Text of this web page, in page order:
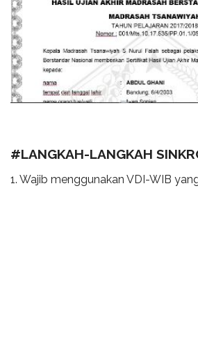
#LANGKAH-LANGKAH
1. Wajib menggunakan VDI-WIB